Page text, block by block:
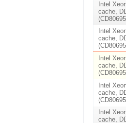
Intel
cache,
Intel
cache,
Intel
cache,
Intel
cache,
Intel
cache,